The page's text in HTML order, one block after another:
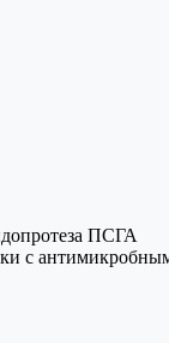
ПСГА
с